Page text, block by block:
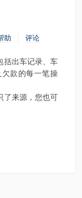
助 评论
括出车记录、车
款的每一笔操
了来源，您也可